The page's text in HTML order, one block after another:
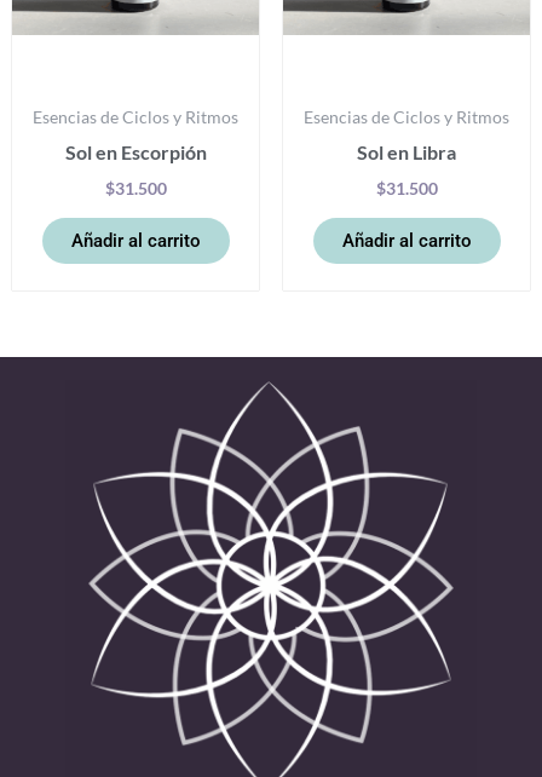
Esencias de Ciclos y Ritmos
Sol en Escorpión
$31.500
Añadir al carrito
Esencias de Ciclos y Ritmos
Sol en Libra
$31.500
Añadir al carrito